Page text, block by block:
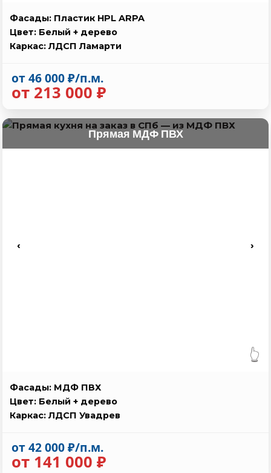
Фасады: Пластик HPL ARPA
Цвет: Белый + дерево
Каркас: ЛДСП Ламарти
от 46 000 ₽/п.м.
от 213 000 ₽
Прямая МДФ ПВХ
‹ ›
👆
Фасады: МДФ ПВХ
Цвет: Белый + дерево
Каркас: ЛДСП Увадрев
от 42 000 ₽/п.м.
от 141 000 ₽